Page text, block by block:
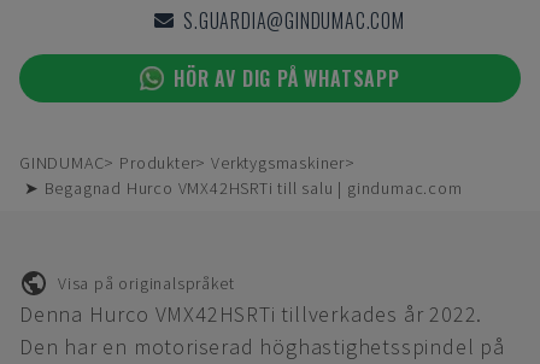
S.GUARDIA@GINDUMAC.COM
HÖR AV DIG PÅ WHATSAPP
GINDUMAC Produkter
Verktygsmaskiner
➤ Begagnad Hurco VMX42HSRTi till salu | gindumac.com
Visa på originalspråket
Denna Hurco VMX42HSRTi tillverkades år 2022.
Den har en motoriserad höghastighetsspindel på